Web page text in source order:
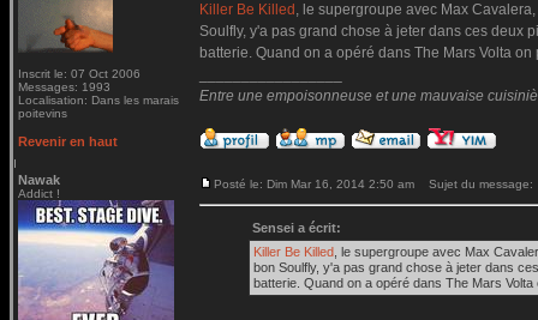
Inscrit le: 07 Oct 2006
Messages: 1993
Localisation: Dans les marais
poitevins
Killer Be Killed , le supergroupe avec Max
Soulfly, y'a pas grand chose à jeter dans ces deux
batterie. Quand on a opéré dans The Mars Volta
Entre une empoisonneuse et une mauvaise
Revenir en haut
Nawak
Addict !
Posté le: Dim Mar 16, 2014 2:50 am Sujet du message:
Sensei a écrit:
Killer Be Killed , le supergroupe avec Max
bon Soulfly, y'a pas grand chose à jeter dans
batterie. Quand on a opéré dans The Mars